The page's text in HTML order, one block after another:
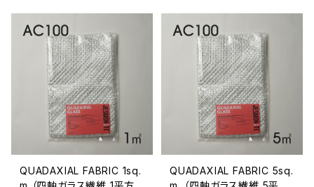
QUADAXIAL FABRIC 1sq.
QUADAXIAL FABRIC 5sq.